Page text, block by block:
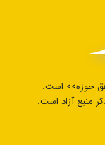
حوزه>> است.
منبع آزاد است.